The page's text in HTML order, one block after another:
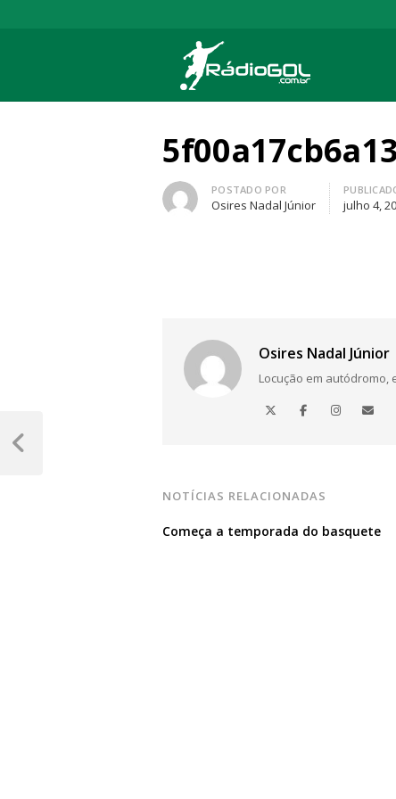
Rádio Gol
Há mais de 20 anos com as melhores
5f00a17cb6a13
Autor
POSTADO POR
Osires Nadal Júnior julho 4,
Osires Nadal Júnior
Locução em
NOTÍCIAS RELACIONADAS
Começa a temporada do basquete
Navegação
de
Post